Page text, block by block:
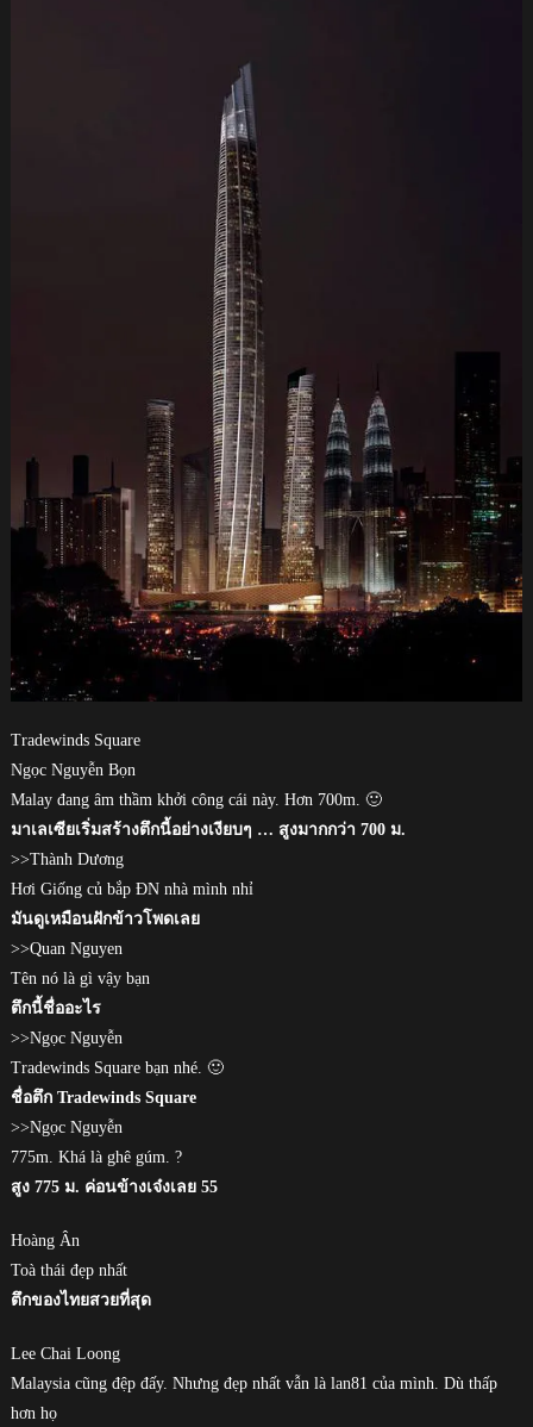
Tradewinds Square
Ngọc Nguyễn Bọn
Malay đang âm thầm khởi công cái này. Hơn 700m. 🙂
มาเลเซียเริ่มสร้างตึกนี้อย่างเงียบๆ … สูงมากกว่า 700 ม.
>>Thành Dương
Hơi Giống củ bắp ĐN nhà mình nhỉ
มันดูเหมือนฝักข้าวโพดเลย
>>Quan Nguyen
Tên nó là gì vậy bạn
ตึกนี้ชื่ออะไร
>>Ngọc Nguyễn
Tradewinds Square bạn nhé. 🙂
ชื่อตึก Tradewinds Square
>>Ngọc Nguyễn
775m. Khá là ghê gúm. ?
สูง 775 ม. ค่อนข้างเจ๋งเลย 55
Hoàng Ân
Toà thái đẹp nhất
ตึกของไทยสวยที่สุด
Lee Chai Loong
Malaysia cũng đệp đấy. Nhưng đẹp nhất vẫn là lan81 của mình. Dù thấp
hơn họ